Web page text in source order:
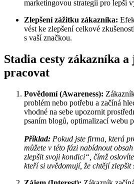
marketingovou strategii pro lepší
Zlepšení zážitku zákazníka:
vést ke zlepšení celkové
s vaší značkou.
Stadia cesty zákazníka
pracovat
Povědomí (Awareness):
problém nebo potřebu a začíná
vhodné na sebe upozornit
psaním blogů, optimalizací webu
Příklad: Pokud jste firma, která
můžete v této fázi nabídnout
zlepšit svoji kondici“, čímž
kteří si uvědomují, že chtějí zlepšit